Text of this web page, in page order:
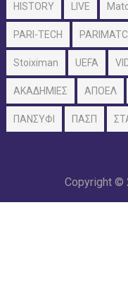
HISTORY LIVE
PARI-TECH
Stoiximan UEFA
ΑΚΑΔΗΜΙΕΣ ΑΠΟΕΛ
ΠΑΝΣΥΦΙ ΠΑΣΠ
Copyright ©